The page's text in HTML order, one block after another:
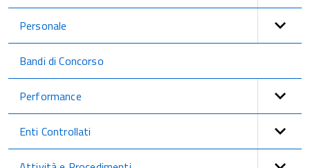
Personale
Bandi di Concorso
Performance
Enti Controllati